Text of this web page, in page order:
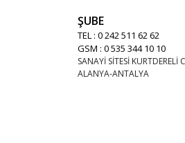
ŞUBE
TEL : 0 242 511 62 62
GSM : 0 535 344 10 10
SANAYİ SİTESİ KURTDERELİ
ALANYA-ANTALYA